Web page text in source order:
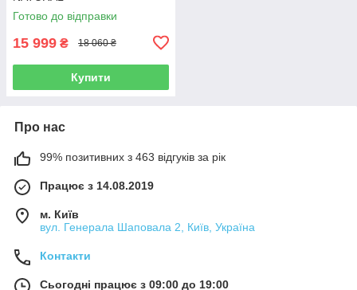
Готово до відправки
15 999 ₴ 18 060 ₴
Купити
Про нас
99% позитивних з 463 відгуків за рік
Працює з 14.08.2019
м. Київ
вул. Генерала Шаповала 2, Київ, Україна
Контакти
Сьогодні працює з 09:00 до 19:00